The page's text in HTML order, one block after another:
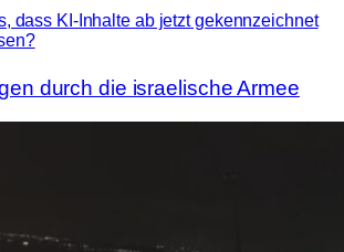
dass KI-Inhalte ab jetzt gekennzeichnet
durch die israelische Armee